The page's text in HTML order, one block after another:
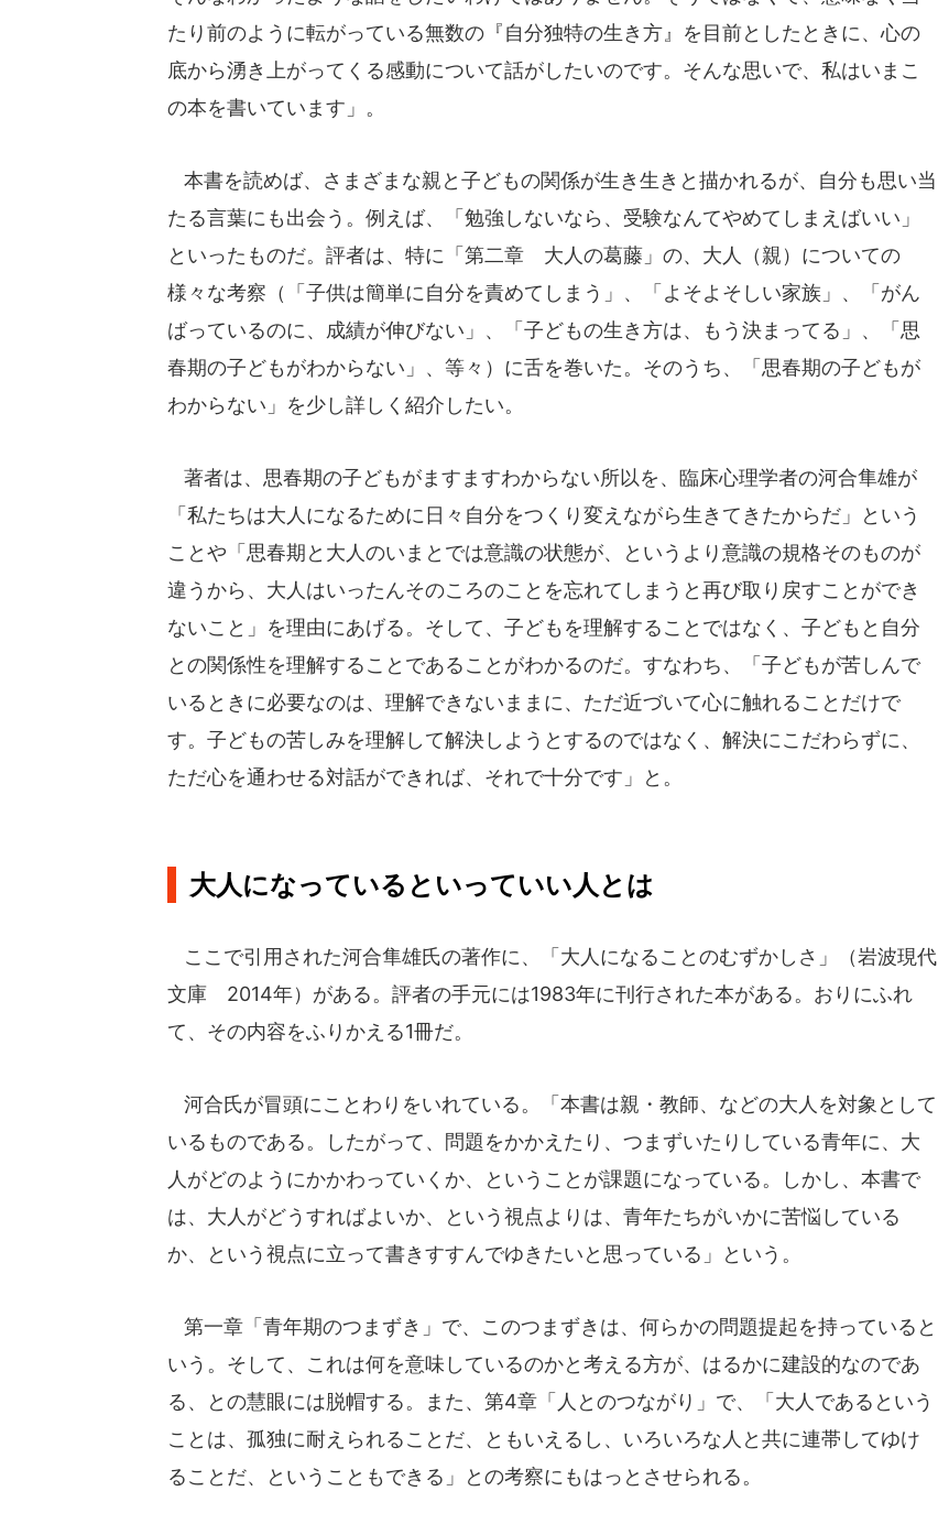
たり前のように転がっている無数の『自分独特の生き方』を目前としたときに、心の
底から湧き上がってくる感動について話がしたいのです。そんな思いで、私はいまこ
の本を書いています」。
本書を読めば、さまざまな親と子どもの関係が生き生きと描かれるが、自分も思い当
たる言葉にも出会う。例えば、「勉強しないなら、受験なんてやめてしまえばいい」
といったものだ。評者は、特に「第二章 大人の葛藤」の、大人（親）についての
様々な考察（「子供は簡単に自分を責めてしまう」、「よそよそしい家族」、「がん
ばっているのに、成績が伸びない」、「子どもの生き方は、もう決まってる」、「思
春期の子どもがわからない」、等々）に舌を巻いた。そのうち、「思春期の子どもが
わからない」を少し詳しく紹介したい。
著者は、思春期の子どもがますますわからない所以を、臨床心理学者の河合隼雄が
「私たちは大人になるために日々自分をつくり変えながら生きてきたからだ」という
ことや「思春期と大人のいまとでは意識の状態が、というより意識の規格そのものが
違うから、大人はいったんそのころのことを忘れてしまうと再び取り戻すことができ
ないこと」を理由にあげる。そして、子どもを理解することではなく、子どもと自分
との関係性を理解することであることがわかるのだ。すなわち、「子どもが苦しんで
いるときに必要なのは、理解できないままに、ただ近づいて心に触れることだけで
す。子どもの苦しみを理解して解決しようとするのではなく、解決にこだわらずに、
ただ心を通わせる対話ができれば、それで十分です」と。
大人になっているといっていい人とは
ここで引用された河合隼雄氏の著作に、「大人になることのむずかしさ」（岩波現代
文庫 2014年）がある。評者の手元には1983年に刊行された本がある。おりにふれ
て、その内容をふりかえる1冊だ。
河合氏が冒頭にことわりをいれている。「本書は親・教師、などの大人を対象として
いるものである。したがって、問題をかかえたり、つまずいたりしている青年に、大
人がどのようにかかわっていくか、ということが課題になっている。しかし、本書で
は、大人がどうすればよいか、という視点よりは、青年たちがいかに苦悩している
か、という視点に立って書きすすんでゆきたいと思っている」という。
第一章「青年期のつまずき」で、このつまずきは、何らかの問題提起を持っていると
いう。そして、これは何を意味しているのかと考える方が、はるかに建設的なのであ
る、との慧眼には脱帽する。また、第4章「人とのつながり」で、「大人であるという
ことは、孤独に耐えられることだ、ともいえるし、いろいろな人と共に連帯してゆけ
ることだ、ということもできる」との考察にもはっとさせられる。